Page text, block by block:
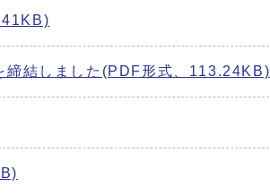
締結しました(PDF形式、113.24KB)